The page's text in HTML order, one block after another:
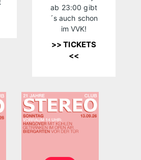
ab 23:00 gibt
´s auch schon
im VVK!
>> TICKETS
<<